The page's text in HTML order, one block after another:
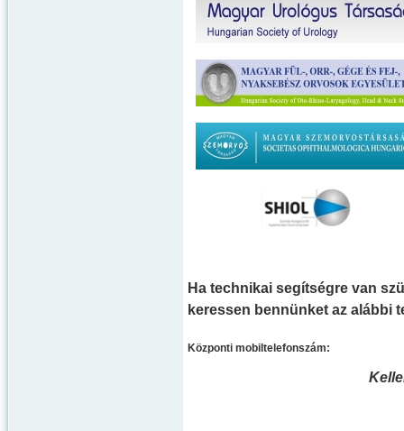
Ha technikai segítségre van
keressen bennünket az alábbi
Központi mobiltelefonszám: